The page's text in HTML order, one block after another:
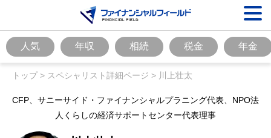
人気 年収 相続 税金 年金
トップ> スペシャリスト詳細ページ > 川上壮太
CFP、サニーサイド・ファイナンシャルプラニング代表、NPO法
人くらしの経済サポートセンター代表理事